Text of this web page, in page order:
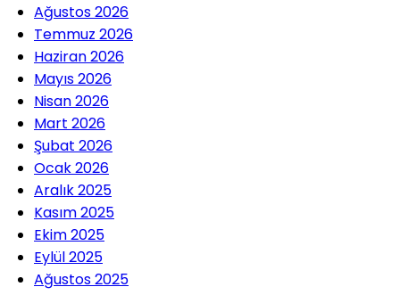
Ağustos 2026
Temmuz 2026
Haziran 2026
Mayıs 2026
Nisan 2026
Mart 2026
Şubat 2026
Ocak 2026
Aralık 2025
Kasım 2025
Ekim 2025
Eylül 2025
Ağustos 2025